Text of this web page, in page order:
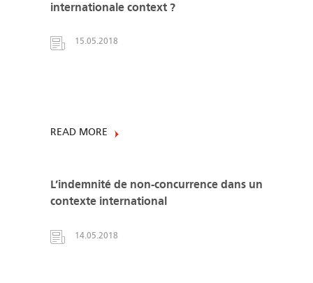
internationale context ?
15.05.2018
READ MORE
L’indemnité de non-concurrence dans un
contexte international
14.05.2018